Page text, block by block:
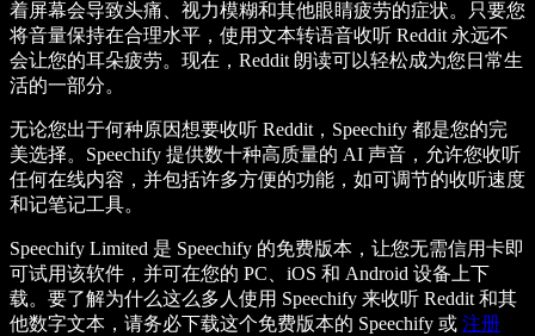
着屏幕会导致头痛、视力模糊和其他眼睛疲劳的症状。只要您
将音量保持在合理水平，使用文本转语音收听 Reddit 永远不
会让您的耳朵疲劳。现在，Reddit 朗读可以轻松成为您日常生
活的一部分。
无论您出于何种原因想要收听 Reddit，Speechify 都是您的完
美选择。Speechify 提供数十种高质量的 AI 声音，允许您收听
任何在线内容，并包括许多方便的功能，如可调节的收听速度
和记笔记工具。
Speechify Limited 是 Speechify 的免费版本，让您无需信用卡即
可试用该软件，并可在您的 PC、iOS 和 Android 设备上下
载。要了解为什么这么多人使用 Speechify 来收听 Reddit 和其
他数字文本，请务必下载这个免费版本的 Speechify 或 注册